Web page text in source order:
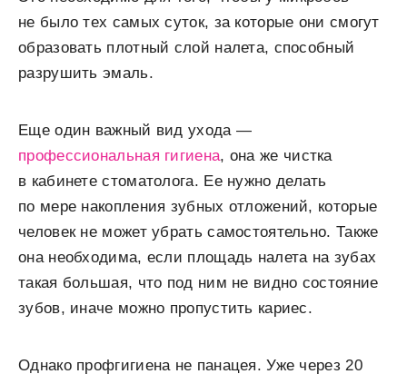
не было тех самых суток, за которые они смогут
образовать плотный слой налета, способный
разрушить эмаль.
Еще один важный вид ухода —
профессиональная гигиена, она же чистка
в кабинете стоматолога. Ее нужно делать
по мере накопления зубных отложений, которые
человек не может убрать самостоятельно. Также
она необходима, если площадь налета на зубах
такая большая, что под ним не видно состояние
зубов, иначе можно пропустить кариес.
Однако профгигиена не панацея. Уже через 20